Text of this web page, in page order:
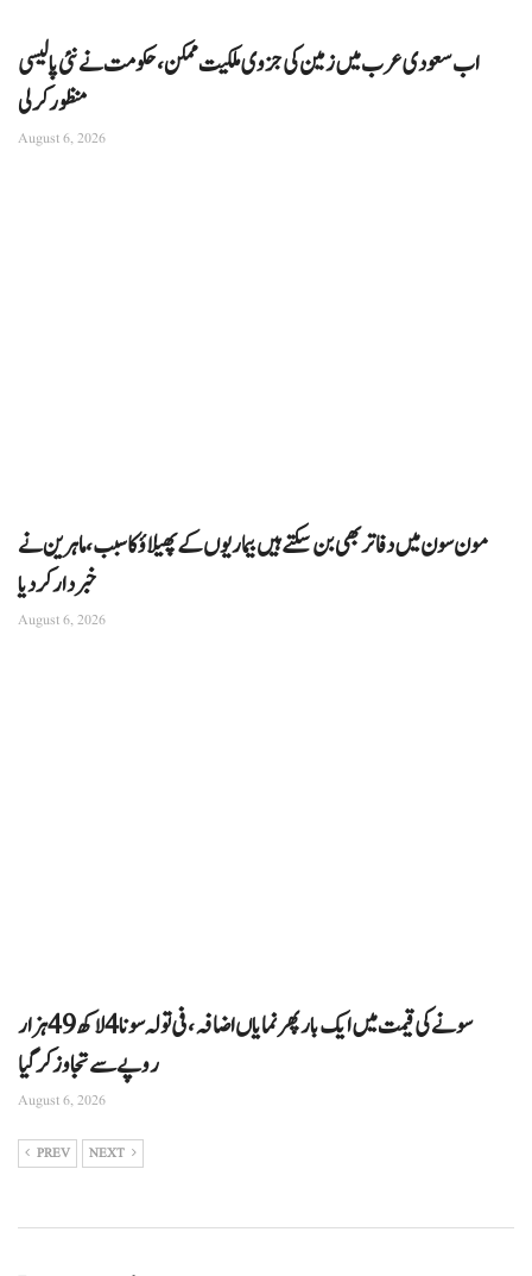
اب سعودی عرب میں زمین کی جزوی ملکیت ممکن، حکومت نے نئی پالیسی
منظور کرلی
August 6, 2026
مون سون میں دفاتر بھی بن سکتے ہیں بیماریوں کے پھیلاؤ کا سبب، ماہرین نے
خبردار کر دیا
August 6, 2026
سونے کی قیمت میں ایک بار پھر نمایاں اضافہ، فی تولہ سونا 4 لاکھ 49 ہزار
روپے سے تجاوز کرگیا
August 6, 2026
PREV NEXT